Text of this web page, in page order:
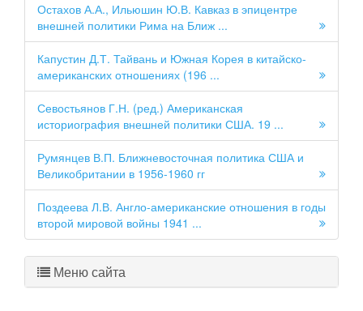
Остахов А.А., Ильюшин Ю.В. Кавказ в эпицентре
внешней политики Рима на Ближ ...
Капустин Д.Т. Тайвань и Южная Корея в китайско-
американских отношениях (196 ...
Севостьянов Г.Н. (ред.) Американская
историография внешней политики США. 19 ...
Румянцев В.П. Ближневосточная политика США и
Великобритании в 1956-1960 гг
Поздеева Л.В. Англо-американские отношения в годы
второй мировой войны 1941 ...
Меню сайта